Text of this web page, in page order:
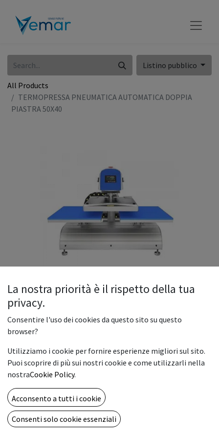
Listino pubblico
All Products
TERMOPRESSA PNEUMATICA AUTOMATICA DOPPIA
PIASTRA 50X40
TERMOPRESSA PNEUMATICA
AUTOMATICA DOPPIA PIASTRA
50X40
monitor LCD con temperatura e tempo impostabili
dall'operatore e visualizzati in tempo reale.
La nostra priorità è il rispetto della tua
privacy.
Consentire l'uso dei cookies da questo sito su questo
browser?
Utilizziamo i cookie per fornire esperienze migliori sul sito.
Puoi scoprire di più sui nostri cookie e come utilizzarli nella
nostraCookie Policy.
Acconsento a tutti i cookie
Consenti solo cookie essenziali